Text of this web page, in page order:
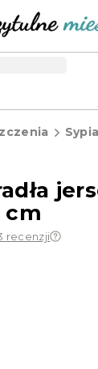
cm
recenzji